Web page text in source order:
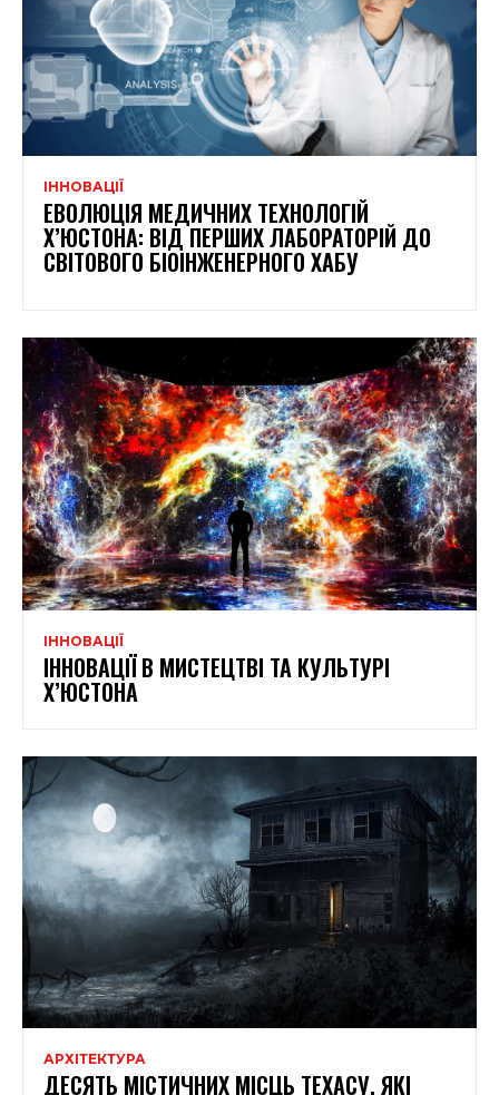
ІННОВАЦІЇ
ЕВОЛЮЦІЯ МЕДИЧНИХ ТЕХНОЛОГІЙ
Х’ЮСТОНА: ВІД ПЕРШИХ ЛАБОРАТОРІЙ ДО
СВІТОВОГО БІОІНЖЕНЕРНОГО ХАБУ
ІННОВАЦІЇ
ІННОВАЦІЇ В МИСТЕЦТВІ ТА КУЛЬТУРІ
Х’ЮСТОНА
АРХІТЕКТУРА
ДЕСЯТЬ МІСТИЧНИХ МІСЦЬ ТЕХАСУ, ЯКІ